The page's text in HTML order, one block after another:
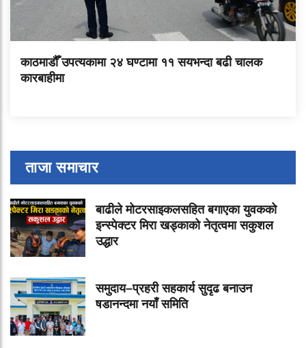
काठमाडौँ उपत्यकामा २४ घण्टामा ११ सयभन्दा बढी चालक
कारबाहीमा
ताजा समाचार
बाढीले मोटरसाइकलसहित बगाएका युवकको
इन्स्पेक्टर मिरा खड्काको नेतृत्वमा सकुशल
उद्धार
समुदाय–प्रहरी सहकार्य सुदृढ बनाउन
षडानन्दमा नयाँ समिति